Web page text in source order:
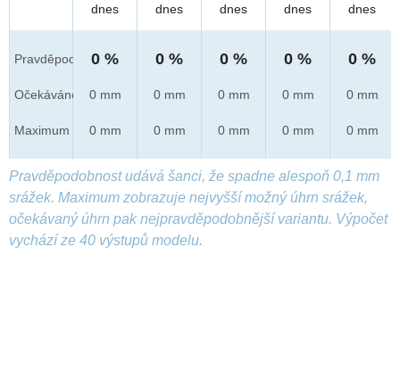
Pravděpod.
Očekáváno
Maximum
dnes
0 %
0 mm
0 mm
dnes
0 %
0 mm
0 mm
dnes
0 %
0 mm
0 mm
dnes
0 %
0 mm
0 mm
dnes
0 %
0 mm
0 mm
Pravděpodobnost udává šanci, že spadne alespoň 0,1 mm
srážek. Maximum zobrazuje nejvyšší možný úhrn srážek,
očekávaný úhrn pak nejpravděpodobnější variantu. Výpočet
vychází ze 40 výstupů modelu.